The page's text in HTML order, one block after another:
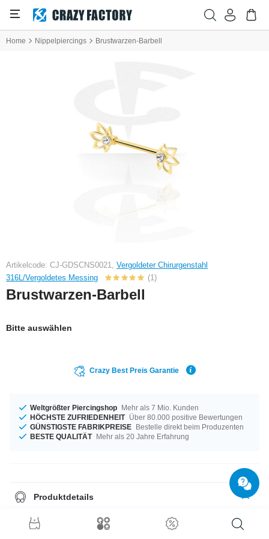
Home Nippelpiercings Brustwarzen-Barbell
Artikelcode: CJ-GDSCNS0021, Vergoldeter Chirurgenstahl
316L/Vergoldetes Messing
(1)
Brustwarzen-Barbell
Bitte auswählen
Crazy Best Preis Garantie
Weltgrößter Piercingshop Mehr als 7 Mio. Kunden
HÖCHSTE ZUFRIEDENHEIT Über 80.000 positive Bewertungen
GÜNSTIGSTE FABRIKPREISE Bestelle direkt beim Produzenten
BESTE QUALITÄT Mehr als 20 Jahre Erfahrung
Produktdetails
Produkt passt für alle Gelegenheiten - erhältlich von 10 mm bis 18 mm
Länge. Der Stein hat die Farbe Crystal und ist damit eine ideale